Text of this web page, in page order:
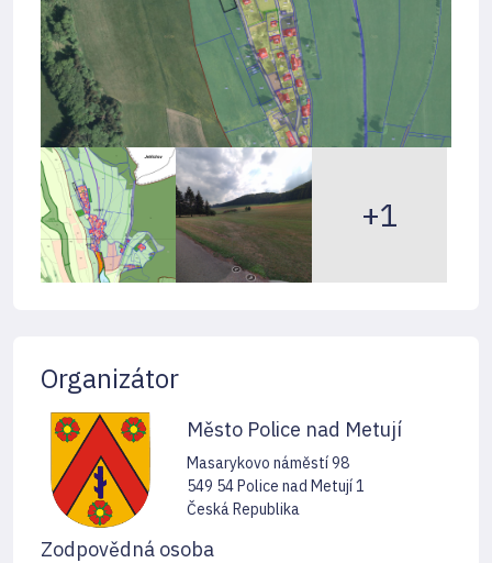
+1
Organizátor
Město Police nad Metují
Masarykovo náměstí 98
549 54 Police nad Metují 1
Česká Republika
Zodpovědná osoba